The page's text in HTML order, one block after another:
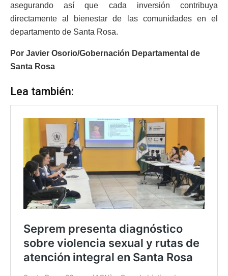
asegurando así que cada inversión contribuya
directamente al bienestar de las comunidades en el
departamento de Santa Rosa.
Por Javier Osorio/Gobernación Departamental de
Santa Rosa
Lea también: